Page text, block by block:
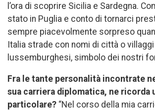
l’ora di scoprire Sicilia e Sardegna.
stato in Puglia e conto di tornarci
sempre piacevolmente sorpreso
Italia strade con nomi di città o villaggi
lussemburghesi, simbolo dei nostri
Fra le tante personalità incontrate
sua carriera diplomatica, ne ricorda
particolare? “Nel corso della mia